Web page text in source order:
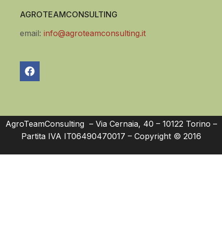
AGROTEAMCONSULTING
email: info@agroteamconsulting.it
AgroTeamConsulting – Via Cernaia, 40 – 10122 Torino –
Partita IVA IT06490470017 – Copyright © 2016